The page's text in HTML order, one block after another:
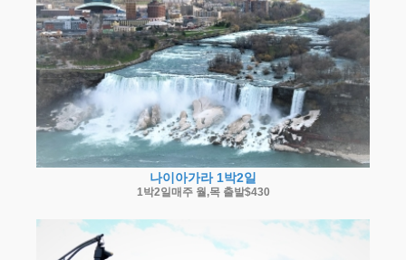
나이아가라 1박2일
1박2일매주 월,목 출발$430